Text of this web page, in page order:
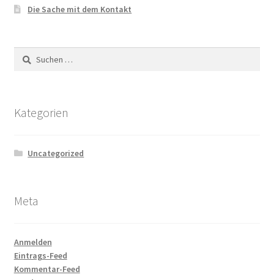
Die Sache mit dem Kontakt
Suchen
nach:
Kategorien
Uncategorized
Meta
Anmelden
Eintrags-Feed
Kommentar-Feed